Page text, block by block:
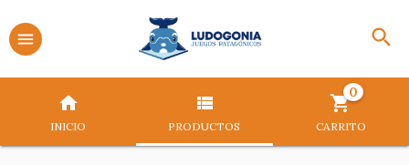
INICIO PRODUCTOS CARRITO
0